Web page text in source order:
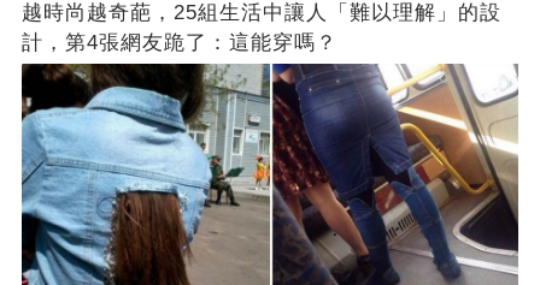
越時尚越奇葩，25組生活中讓人「難以理解」的設
計，第4張網友跪了：這能穿嗎？